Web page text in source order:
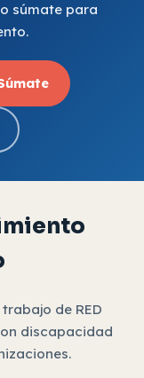
súmate para
de RED
discapacidad